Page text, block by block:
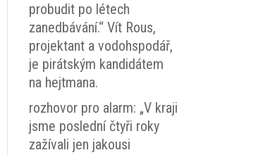
probudit po létech
zanedbávání.“ Vít Rous,
projektant a vodohspodář,
je pirátským kandidátem
na hejtmana.
rozhovor pro alarm: „V kraji
jsme poslední čtyři roky
zažívali jen jakousi